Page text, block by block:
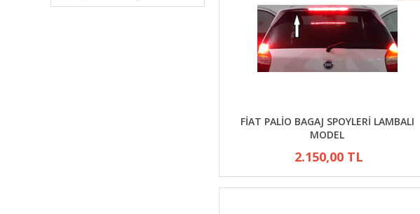
FİAT PALİO BAGAJ SPOYLERİ LAMBALI
MODEL
2.150,00 TL